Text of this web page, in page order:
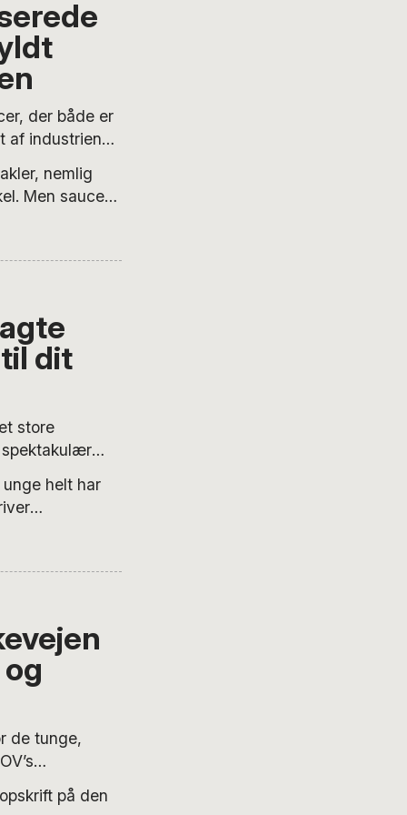
der både er
af industriens
om béarnaisen
dattersauce,
nemlig
Men saucen
dit
store
spektakulær
salvie,
Den er
i hånden hele
invitere 15
helt har
de tunge,
æblerne ender
appelsin,
på den